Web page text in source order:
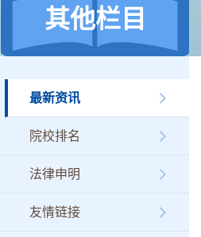
其他栏目
最新资讯
院校排名
法律申明
友情链接